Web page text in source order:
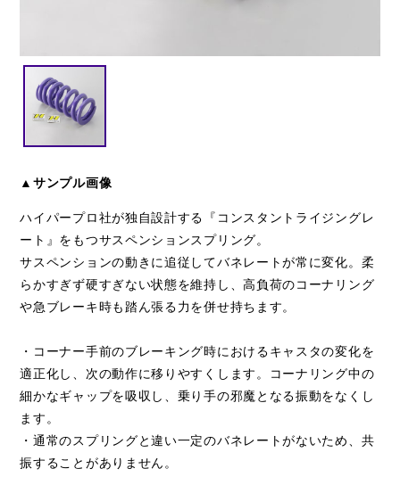
閉じる
▲サンプル画像
ハイパープロ社が独自設計する『コンスタントライジングレ
ート』をもつサスペンションスプリング。
サスペンションの動きに追従してバネレートが常に変化。柔
らかすぎず硬すぎない状態を維持し、高負荷のコーナリング
や急ブレーキ時も踏ん張る力を併せ持ちます。
・コーナー手前のブレーキング時におけるキャスタの変化を
適正化し、次の動作に移りやすくします。コーナリング中の
細かなギャップを吸収し、乗り手の邪魔となる振動をなくし
ます。
・通常のスプリングと違い一定のバネレートがないため、共
振することがありません。